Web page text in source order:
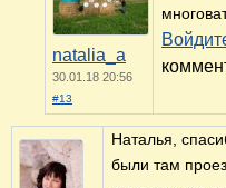
natalia_a
30.01.18 20:56
#13
Наталья,
были там